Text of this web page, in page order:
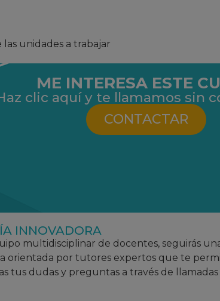
unidades a trabajar
ME INTERESA ESTE
clic aquí y te llamamos sin
CONTACTAR
INNOVADORA
multidisciplinar de docentes, seguirás
orientada por tutores expertos que te
tus dudas y preguntas a través de